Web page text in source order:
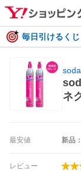
毎日引けるく
ネ
最安値 新品：
レビュー